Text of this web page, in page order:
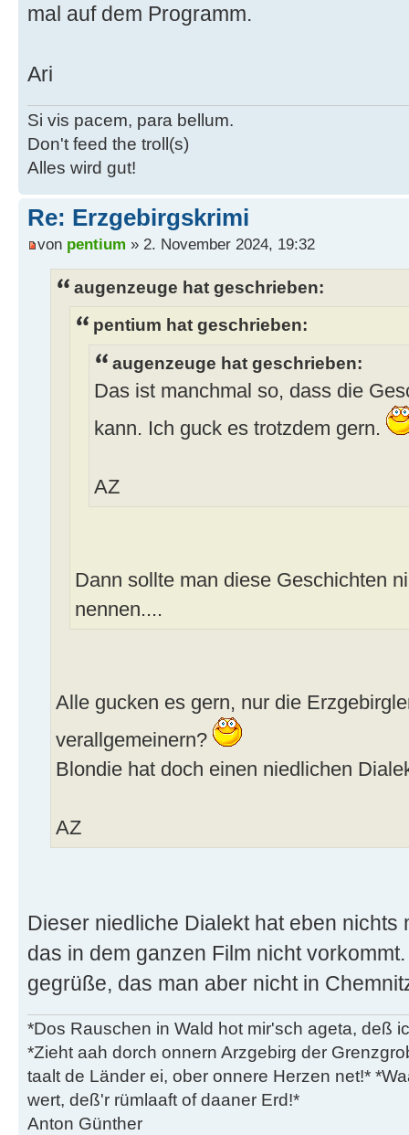
mal auf dem Programm.
Ari
Si vis pacem, para bellum.
Don't feed the troll(s)
Alles wird gut!
Re: Erzgebirgskrimi
von pentium » 2. November 2024, 19:32
augenzeuge hat geschrieben:
pentium hat geschrieben:
augenzeuge hat geschrieben:
Das ist manchmal so, dass die
kann. Ich guck es trotzdem gern.
AZ
Dann sollte man diese Geschichten
nennen....
Alle gucken es gern, nur die
verallgemeinern?
Blondie hat doch einen niedlichen
AZ
Dieser niedliche Dialekt hat eben nichts
das in dem ganzen Film nicht
gegrüße, das man aber nicht in
*Dos Rauschen in Wald hot mir'sch ageta, deß
*Zieht aah dorch onnern Arzgebirg der
taalt de Länder ei, ober onnere Herzen net!*
wert, deß'r rümlaaft of daaner Erd!*
Anton Günther